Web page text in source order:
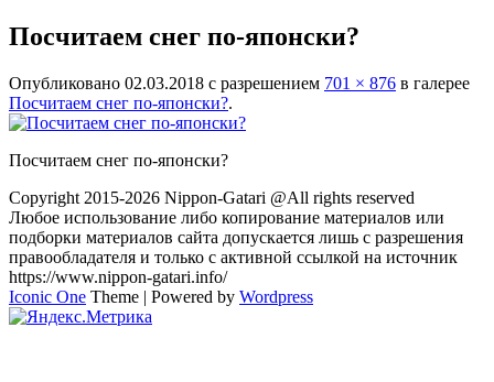
Посчитаем снег по-японски?
Опубликовано 02.03.2018 с разрешением 701 × 876 в галерее
Посчитаем снег по-японски?.
Посчитаем снег по-японски?
Copyright 2015-2026 Nippon-Gatari @All rights reserved
Любое использование либо копирование материалов или
подборки материалов сайта допускается лишь с разрешения
правообладателя и только с активной ссылкой на источник
https://www.nippon-gatari.info/
Iconic One Theme | Powered by Wordpress